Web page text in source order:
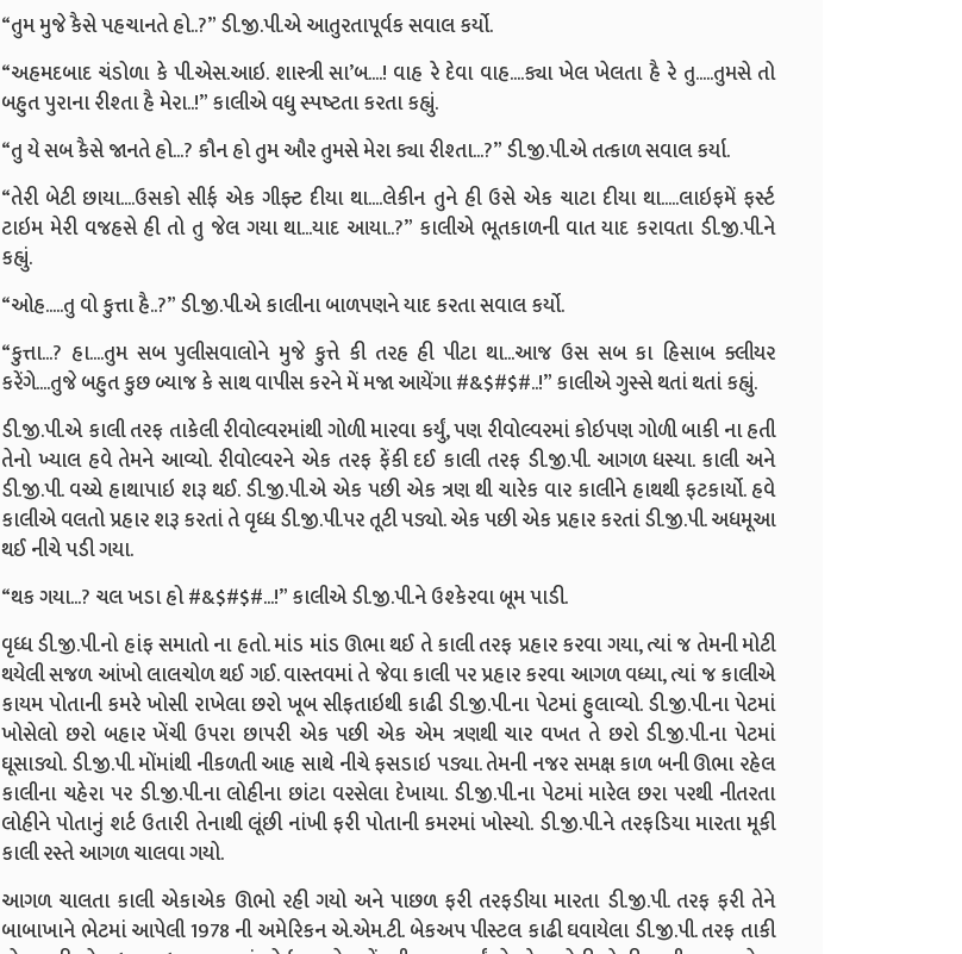
“તુમ મુજે કૈસે પહચાનતે હો..?” ડી.જી.પી.એ આતુરતાપૂર્વક સવાલ કર્યો.
“અહમદબાદ ચંડોળા કે પી.એસ.આઇ. શાસ્ત્રી સા’બ....! વાહ રે દેવા વાહ....ક્યા ખેલ ખેલતા હૈ રે તુ.....તુમસે તો
બહુત પુરાના રીશ્તા હૈ મેરા..!” કાલીએ વધુ સ્પષ્ટતા કરતા કહ્યું.
“તુ યે સબ કૈસે જાનતે હો...? કૌન હો તુમ ઔર તુમસે મેરા ક્યા રીશ્તા...?” ડી.જી.પી.એ તત્કાળ સવાલ કર્યા.
“તેરી બેટી છાયા....ઉસકો સીર્ફ એક ગીફ્ટ દીયા થા....લેકીન તુને હી ઉસે એક ચાટા દીયા થા.....લાઇફમેં ફર્સ્ટ
ટાઇમ મેરી વજહસે હી તો તુ જેલ ગયા થા...યાદ આયા..?” કાલીએ ભૂતકાળની વાત યાદ કરાવતા ડી.જી.પી.ને
કહ્યું.
“ઓહ.....તુ વો કુત્તા હૈ..?” ડી.જી.પી.એ કાલીના બાળપણને યાદ કરતા સવાલ કર્યો.
“કુત્તા...? હા....તુમ સબ પુલીસવાલોને મુજે કુત્તે કી તરહ હી પીટા થા...આજ ઉસ સબ કા હિસાબ ક્લીયર
કરેંગે....તુજે બહુત કુછ બ્યાજ કે સાથ વાપીસ કરને મેં મજા આયેંગા #&$#$#..!” કાલીએ ગુસ્સે થતાં થતાં કહ્યું.
ડી.જી.પી.એ કાલી તરફ તાકેલી રીવોલ્વરમાંથી ગોળી મારવા કર્યું, પણ રીવોલ્વરમાં કોઇપણ ગોળી બાકી ના હતી
તેનો ખ્યાલ હવે તેમને આવ્યો. રીવોલ્વરને એક તરફ ફેંકી દઈ કાલી તરફ ડી.જી.પી. આગળ ધસ્યા. કાલી અને
ડી.જી.પી. વચ્ચે હાથાપાઇ શરૂ થઈ. ડી.જી.પી.એ એક પછી એક ત્રણ થી ચારેક વાર કાલીને હાથથી ફટકાર્યો. હવે
કાલીએ વલતો પ્રહાર શરૂ કરતાં તે વૃધ્ધ ડી.જી.પી.પર તૂટી પડ્યો. એક પછી એક પ્રહાર કરતાં ડી.જી.પી. અધમૂઆ
થઈ નીચે પડી ગયા.
“થક ગયા...? ચલ ખડા હો #&$#$#...!” કાલીએ ડી.જી.પી.ને ઉશ્કેરવા બૂમ પાડી.
વૃધ્ધ ડી.જી.પી.નો હાંફ સમાતો ના હતો. માંડ માંડ ઊભા થઈ તે કાલી તરફ પ્રહાર કરવા ગયા, ત્યાં જ તેમની મોટી
થયેલી સજળ આંખો લાલચોળ થઈ ગઈ. વાસ્તવમાં તે જેવા કાલી પર પ્રહાર કરવા આગળ વધ્યા, ત્યાં જ કાલીએ
કાયમ પોતાની કમરે ખોસી રાખેલા છરો ખૂબ સીફતાઇથી કાઢી ડી.જી.પી.ના પેટમાં હુલાવ્યો. ડી.જી.પી.ના પેટમાં
ખોસેલો છરો બહાર ખેંચી ઉપરા છાપરી એક પછી એક એમ ત્રણથી ચાર વખત તે છરો ડી.જી.પી.ના પેટમાં
ઘૂસાડ્યો. ડી.જી.પી. મોંમાંથી નીકળતી આહ સાથે નીચે ફસડાઇ પડ્યા. તેમની નજર સમક્ષ કાળ બની ઊભા રહેલ
કાલીના ચહેરા પર ડી.જી.પી.ના લોહીના છાંટા વરસેલા દેખાયા. ડી.જી.પી.ના પેટમાં મારેલ છરા પરથી નીતરતા
લોહીને પોતાનું શર્ટ ઉતારી તેનાથી લૂંછી નાંખી ફરી પોતાની કમરમાં ખોસ્યો. ડી.જી.પી.ને તરફડિયા મારતા મૂકી
કાલી રસ્તે આગળ ચાલવા ગયો.
આગળ ચાલતા કાલી એકાએક ઊભો રહી ગયો અને પાછળ ફરી તરફડીયા મારતા ડી.જી.પી. તરફ ફરી તેને
બાબાખાને ભેટમાં આપેલી 1978 ની અમેરિકન એ.એમ.ટી. બેકઅપ પીસ્ટલ કાઢી ઘવાયેલા ડી.જી.પી. તરફ તાકી